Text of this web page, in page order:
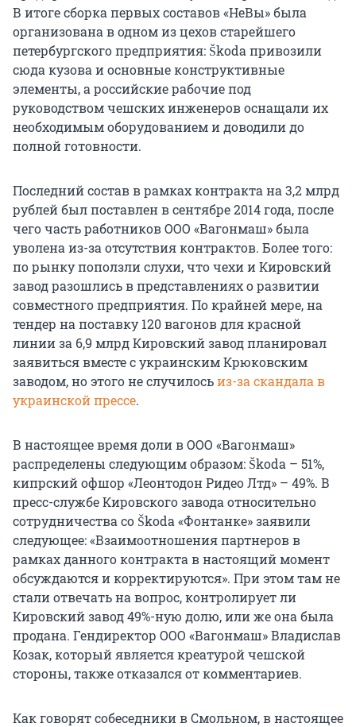
В итоге сборка первых составов «НеВы» была
организована в одном из цехов старейшего
петербургского предприятия: Škoda привозили
сюда кузова и основные конструктивные
элементы, а российские рабочие под
руководством чешских инженеров оснащали их
необходимым оборудованием и доводили до
полной готовности.
Последний состав в рамках контракта на 3,2 млрд
рублей был поставлен в сентябре 2014 года, после
чего часть работников ООО «Вагонмаш» была
уволена из-за отсутствия контрактов. Более того:
по рынку поползли слухи, что чехи и Кировский
завод разошлись в представлениях о развитии
совместного предприятия. По крайней мере, на
тендер на поставку 120 вагонов для красной
линии за 6,9 млрд Кировский завод планировал
заявиться вместе с украинским Крюковским
заводом, но этого не случилосьиз-за скандала в
украинской прессе.
В настоящее время доли в ООО «Вагонмаш»
распределены следующим образом: Škoda – 51%,
кипрский офшор «Леонтодон Ридео Лтд» – 49%. В
пресс-службе Кировского завода относительно
сотрудничества со Škoda «Фонтанке» заявили
следующее: «Взаимоотношения партнеров в
рамках данного контракта в настоящий момент
обсуждаются и корректируются». При этом там не
стали отвечать на вопрос, контролирует ли
Кировский завод 49%-ную долю, или же она была
продана. Гендиректор ООО «Вагонмаш» Владислав
Козак, который является креатурой чешской
стороны, также отказался от комментариев.
Как говорят собеседники в Смольном, в настоящее